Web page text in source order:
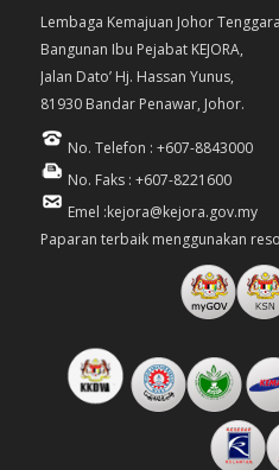
Lembaga Kemajuan Johor
Bangunan Ibu Pejabat KEJORA,
Jalan Dato’ Hj. Hassan Yunus,
81930 Bandar Penawar, Johor.
No. Telefon : +607-8843000
No. Faks : +607-8221600
Emel :kejora@kejora.gov.my
Paparan terbaik menggunakan